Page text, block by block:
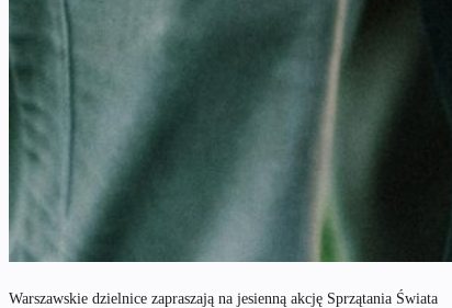
Warszawskie dzielnice zapraszają na jesienną akcję Sprzątania Świata